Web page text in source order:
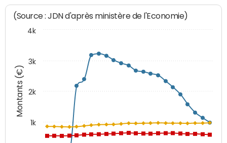
Montants (€)
(Source : JDN d'après ministère de l'Economie)
1k
2k
3k
4k